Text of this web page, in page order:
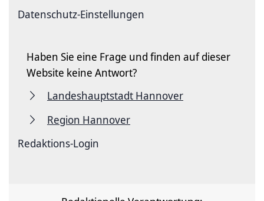
Datenschutz-Einstellungen
Haben Sie eine Frage und finden auf dieser
Website keine Antwort?
Landeshauptstadt Hannover
Region Hannover
Redaktions-Login